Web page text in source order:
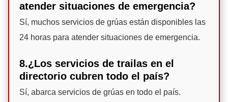
atender situaciones de emergencia?
Sí, muchos servicios de grúas están disponibles las
24 horas para atender situaciones de emergencia.
8.¿Los servicios de trailas en el
directorio cubren todo el país?
Sí, abarca servicios de grúas en todo el país.